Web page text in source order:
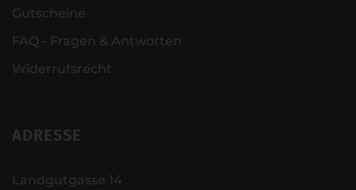
Gutscheine
FAQ - Fragen & Antworten
Widerrufsrecht
ADRESSE
Landgutgasse 14